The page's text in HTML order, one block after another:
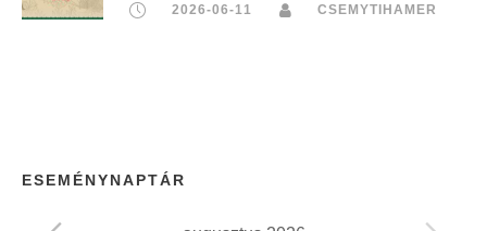
2026-06-11 CSEMYTIHAMER
ESEMÉNYNAPTÁR